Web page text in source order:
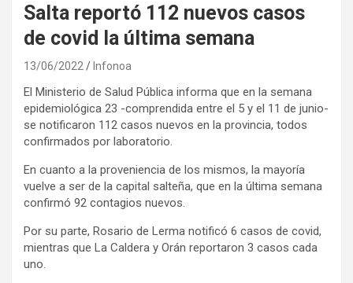
Salta reportó 112 nuevos casos
de covid la última semana
13/06/2022 Infonoa
El Ministerio de Salud Pública informa que en la semana
epidemiológica 23 -comprendida entre el 5 y el 11 de junio-
se notificaron 112 casos nuevos en la provincia, todos
confirmados por laboratorio.
En cuanto a la proveniencia de los mismos, la mayoría
vuelve a ser de la capital salteña, que en la última semana
confirmó 92 contagios nuevos.
Por su parte, Rosario de Lerma notificó 6 casos de covid,
mientras que La Caldera y Orán reportaron 3 casos cada
uno.